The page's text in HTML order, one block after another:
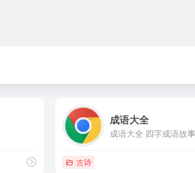
成语大全
古诗